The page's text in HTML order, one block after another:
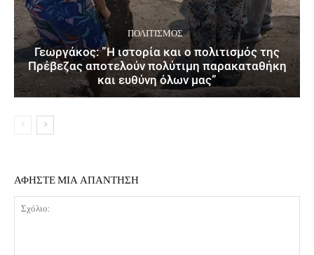
ΠΟΛΙΤΙΣΜΌΣ
Γεωργάκος: ”Η ιστορία και ο πολιτισμός της
Πρέβεζας αποτελούν πολύτιμη παρακαταθήκη
και ευθύνη όλων μας”
ΑΦΗΣΤΕ ΜΙΑ ΑΠΑΝΤΗΣΗ